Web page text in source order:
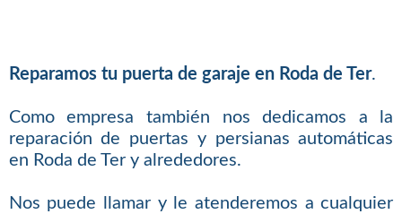
Reparamos tu puerta de garaje en Roda de Ter.
Como empresa también nos dedicamos a la
reparación de puertas y persianas automáticas
en Roda de Ter y alrededores.
Nos puede llamar y le atenderemos a cualquier